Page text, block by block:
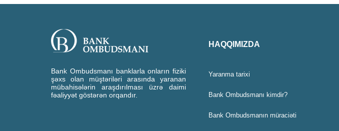
Bank Ombudsmanı banklarla onların fiziki
şəxs olan müştəriləri arasında yaranan
mübahisələrin araşdırılması üzrə daimi
fəaliyyət göstərən orqandır.
HAQQIMIZDA
Yaranma tarixi
Bank Ombudsmanı kimdir?
Bank Ombudsmanın müraciəti